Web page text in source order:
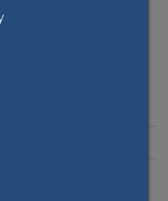
12 CUP
- COMPLETAMENTO